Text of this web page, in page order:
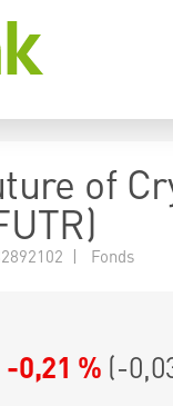
of
| Fonds
-0,21 % (-